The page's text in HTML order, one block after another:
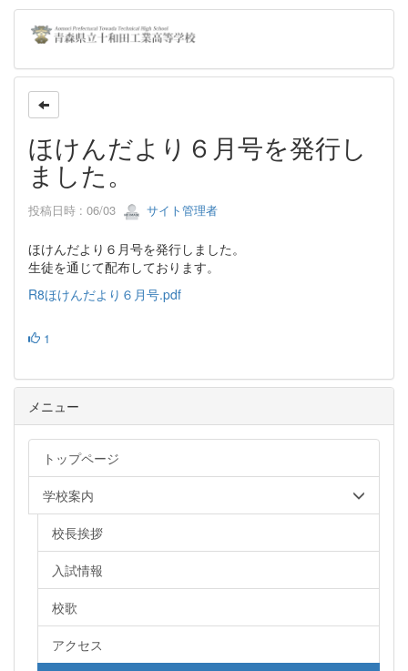
ほけんだより６月号を発行し
ました。
投稿日時 : 06/03 サイト管理者
ほけんだより６月号を発行しました。
生徒を通じて配布しております。
R8ほけんだより６月号.pdf
1
メニュー
トップページ
学校案内
校長挨拶
入試情報
校歌
アクセス